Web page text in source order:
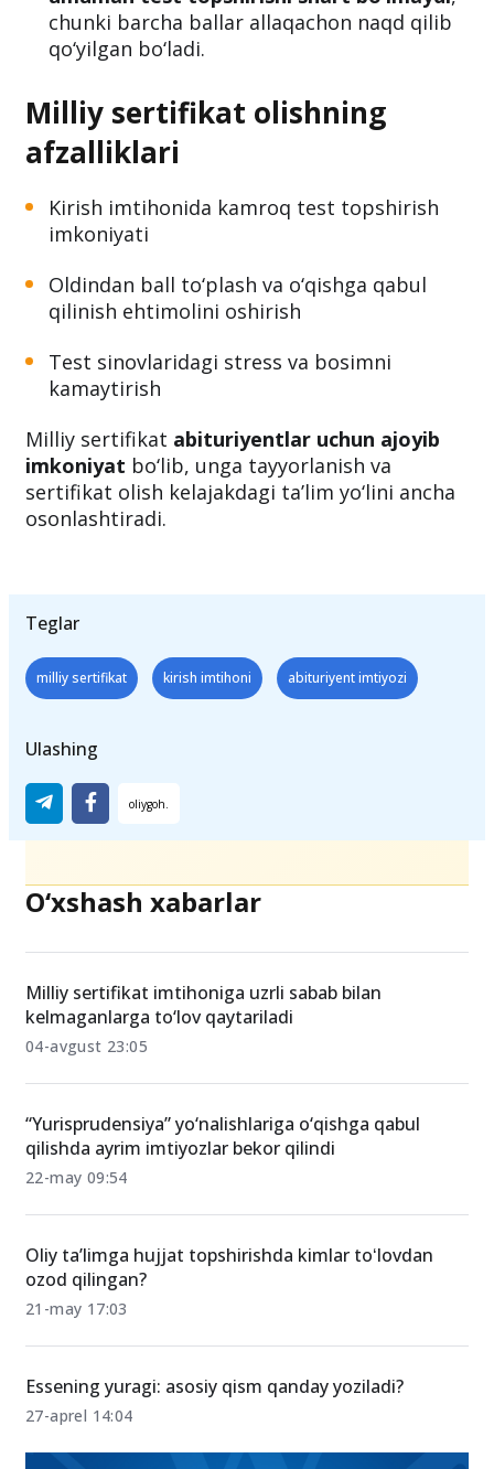
chunki barcha ballar allaqachon naqd qilib
qo‘yilgan bo‘ladi.
Milliy sertifikat olishning
afzalliklari
Kirish imtihonida kamroq test topshirish
imkoniyati
Oldindan ball to‘plash va o‘qishga qabul
qilinish ehtimolini oshirish
Test sinovlaridagi stress va bosimni
kamaytirish
Milliy sertifikat abituriyentlar uchun ajoyib
imkoniyat bo‘lib, unga tayyorlanish va
sertifikat olish kelajakdagi ta’lim yo‘lini ancha
osonlashtiradi.
Teglar
milliy sertifikat kirish imtihoni abituriyent imtiyozi
Ulashing
O‘xshash xabarlar
Milliy sertifikat imtihoniga uzrli sabab bilan
kelmaganlarga to‘lov qaytariladi
04-avgust 23:05
“Yurisprudensiya” yo‘nalishlariga o‘qishga qabul
qilishda ayrim imtiyozlar bekor qilindi
22-may 09:54
Oliy ta’limga hujjat topshirishda kimlar toʻlovdan
ozod qilingan?
21-may 17:03
Essening yuragi: asosiy qism qanday yoziladi?
27-aprel 14:04